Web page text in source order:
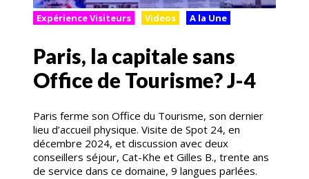
Expérience Visiteurs Videos A la Une
Paris, la capitale sans
Office de Tourisme? J-4
Paris ferme son Office du Tourisme, son dernier
lieu d’accueil physique. Visite de Spot 24, en
décembre 2024, et discussion avec deux
conseillers séjour, Cat-Khe et Gilles B., trente ans
de service dans ce domaine, 9 langues parlées.